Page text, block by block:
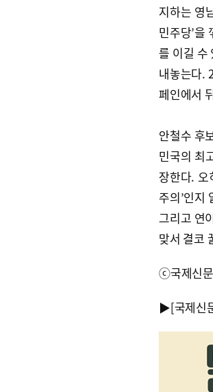
지하는 영
민주당’을
를 이길 수
내놓는다.
페인에서
안철수 후
민국의 최
장한다. 오
주의’인지
그리고 연
맞서 결코
ⓒ국제신
▶[국제신